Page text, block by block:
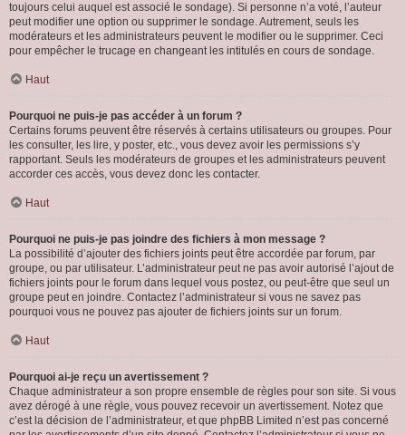
toujours celui auquel est associé le sondage). Si personne n’a voté, l’auteur
peut modifier une option ou supprimer le sondage. Autrement, seuls les
modérateurs et les administrateurs peuvent le modifier ou le supprimer. Ceci
pour empêcher le trucage en changeant les intitulés en cours de sondage.
Haut
Pourquoi ne puis-je pas accéder à un forum ?
Certains forums peuvent être réservés à certains utilisateurs ou groupes. Pour
les consulter, les lire, y poster, etc., vous devez avoir les permissions s’y
rapportant. Seuls les modérateurs de groupes et les administrateurs peuvent
accorder ces accès, vous devez donc les contacter.
Haut
Pourquoi ne puis-je pas joindre des fichiers à mon message ?
La possibilité d’ajouter des fichiers joints peut être accordée par forum, par
groupe, ou par utilisateur. L’administrateur peut ne pas avoir autorisé l’ajout de
fichiers joints pour le forum dans lequel vous postez, ou peut-être que seul un
groupe peut en joindre. Contactez l’administrateur si vous ne savez pas
pourquoi vous ne pouvez pas ajouter de fichiers joints sur un forum.
Haut
Pourquoi ai-je reçu un avertissement ?
Chaque administrateur a son propre ensemble de règles pour son site. Si vous
avez dérogé à une règle, vous pouvez recevoir un avertissement. Notez que
c’est la décision de l’administrateur, et que phpBB Limited n’est pas concerné